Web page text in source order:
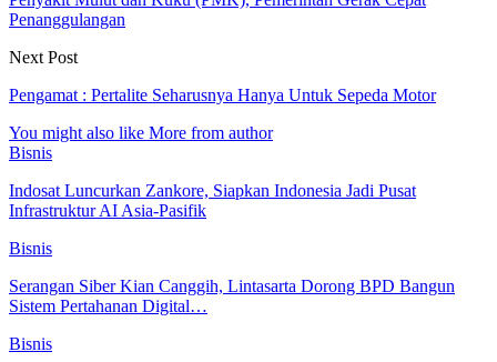
Penanggulangan
Next Post
Pengamat : Pertalite Seharusnya Hanya Untuk Sepeda Motor
You might also like More from author
Bisnis
Indosat Luncurkan Zankore, Siapkan Indonesia Jadi Pusat
Infrastruktur AI Asia-Pasifik
Bisnis
Serangan Siber Kian Canggih, Lintasarta Dorong BPD Bangun
Sistem Pertahanan Digital…
Bisnis